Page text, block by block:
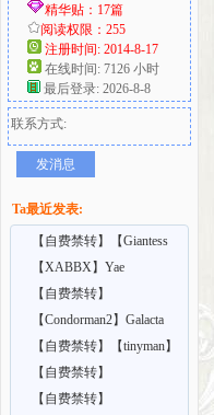
好
精华贴：17篇
阅读权限：255
注册时间: 2014-8-17
在线时间: 7126 小时
最后登录: 2026-8-8
联系方式:
发消息
Ta最近发表:
【自费禁转】【Giantess
Shrinking Feet】A
【XABBX】Yae
Confidential training
【自费禁转】
【Vrgiantess】Your school
【Condorman2】Galacta
【自费禁转】【tinyman】
Ep9 extra – Lurk
【自费禁转】
【Big69bIG69】Too Tall to
【自费禁转】